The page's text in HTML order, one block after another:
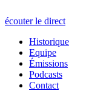
écouter le direct
Historique
Equipe
Émissions
Podcasts
Contact